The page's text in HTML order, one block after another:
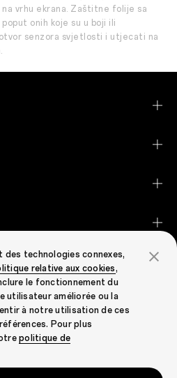
vrhu ekrana. Zaštitne folije sa
onih koje su u boji ili
senzora svjetlosti i utjecati na
technologies connexes,
relative aux cookies,
le fonctionnement du
utilisateur améliorée ou la
à notre utilisation de ces
Pour plus
politique de